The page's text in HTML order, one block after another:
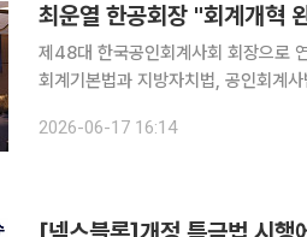
제48대 한국공인회계사회 회장으로
회계기본법과 지방자치법, 공인회계
구상이다. 최 회장은 17일 서울
2026-06-17 16:14